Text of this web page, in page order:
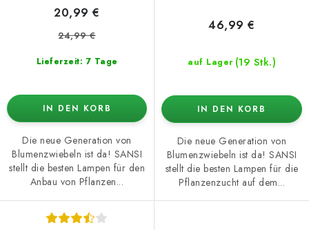
Lieferzeit: 7 Tage
20,99 €
24,99 €
IN DEN KORB
Die neue Generation von
Blumenzwiebeln ist da! SANSI
stellt die besten Lampen für den
Anbau von Pflanzen...
auf Lager (19 Stk.)
46,99 €
IN DEN KORB
Die neue Generation von
Blumenzwiebeln ist da! SANSI
stellt die besten Lampen für die
Pflanzenzucht auf dem...